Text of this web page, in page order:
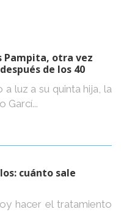
Pampita, otra vez
de los 40
a luz a su quinta hija, la
Garcí...
cuánto sale
hacer el tratamiento